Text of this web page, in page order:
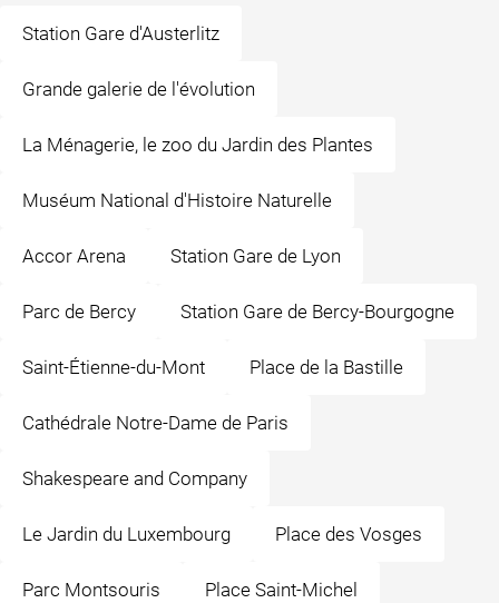
Station Gare d'Austerlitz
Grande galerie de l'évolution
La Ménagerie, le zoo du Jardin des Plantes
Muséum National d'Histoire Naturelle
Accor Arena Station Gare de Lyon
Parc de Bercy Station Gare de Bercy-Bourgogne
Saint-Étienne-du-Mont Place de la Bastille
Cathédrale Notre-Dame de Paris
Shakespeare and Company
Le Jardin du Luxembourg Place des Vosges
Parc Montsouris Place Saint-Michel